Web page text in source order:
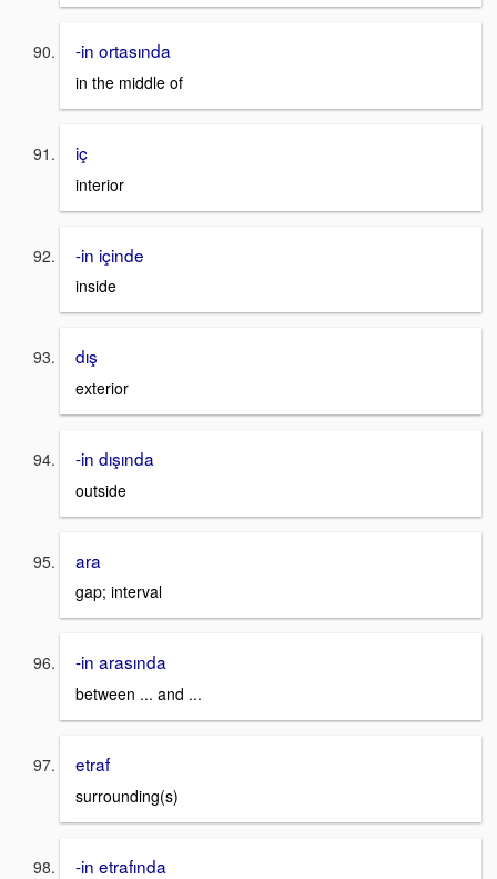
-in ortasında
in the middle of
iç
interior
-in içinde
inside
dış
exterior
-in dışında
outside
ara
gap; interval
-in arasında
between ... and ...
etraf
surrounding(s)
-in etrafında